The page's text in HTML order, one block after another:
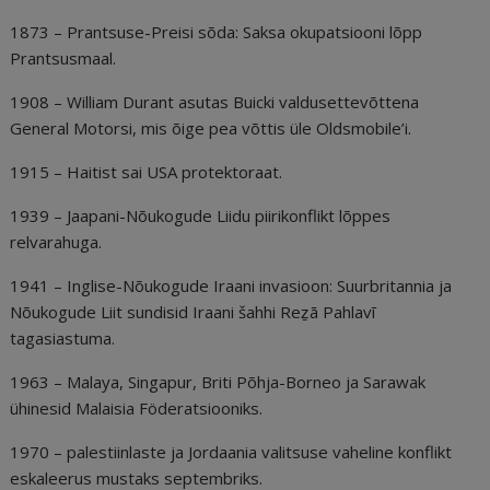
1873 – Prantsuse-Preisi sõda: Saksa okupatsiooni lõpp
Prantsusmaal.
1908 – William Durant asutas Buicki valdusettevõttena
General Motorsi, mis õige pea võttis üle Oldsmobile’i.
1915 – Haitist sai USA protektoraat.
1939 – Jaapani-Nõukogude Liidu piirikonflikt lõppes
relvarahuga.
1941 – Inglise-Nõukogude Iraani invasioon: Suurbritannia ja
Nõukogude Liit sundisid Iraani šahhi Reẕā Pahlavī
tagasiastuma.
1963 – Malaya, Singapur, Briti Põhja-Borneo ja Sarawak
ühinesid Malaisia Föderatsiooniks.
1970 – palestiinlaste ja Jordaania valitsuse vaheline konflikt
eskaleerus mustaks septembriks.